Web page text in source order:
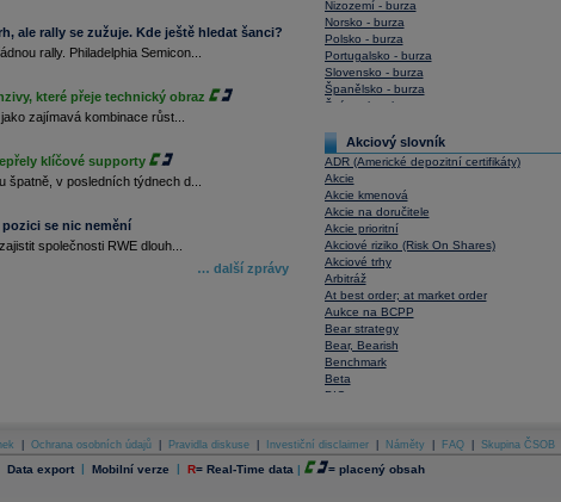
ale rally se zužuje. Kde ještě hledat šanci?
rally. Philadelphia Semicon...
které přeje technický obraz
zajímavá kombinace růst...
klíčové supporty
špatně, v posledních týdnech d...
se nic nemění
společnosti RWE dlouh...
… další zprávy
Nizozemí - burza
Norsko - burza
Polsko - burza
Portugalsko - burza
Slovensko - burza
Španělsko - burza
Švýcarsko - burza
Akciový slovník
ADR (Americké depozitní certifikáty)
Akcie
Akcie kmenová
Akcie na doručitele
Akcie prioritní
Akciové riziko (Risk On Shares)
Akciové trhy
Arbitráž
At best order; at market order
Aukce na BCPP
Bear strategy
Bear, Bearish
Benchmark
Beta
BIC
Bonita
Book To Bill Ratio
Book Value
Ochrana osobních údajů Pravidla diskuse Investiční disclaimer Náměty FAQ Skupina ČSOB
Data export | Mobilní verze | R= Real-Time data | = placený obsah